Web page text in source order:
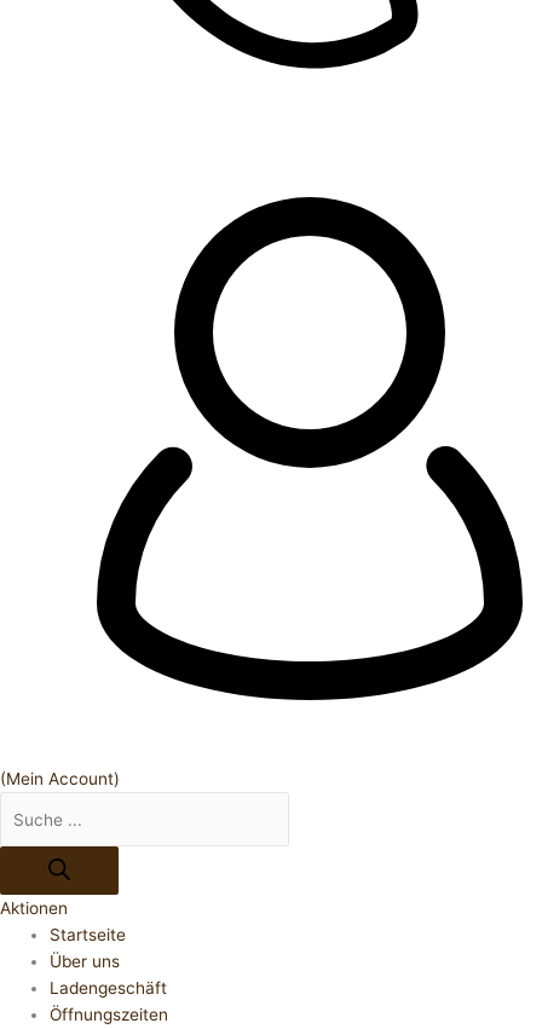
(Mein Account)
Aktionen
Startseite
Über uns
Ladengeschäft
Öffnungszeiten